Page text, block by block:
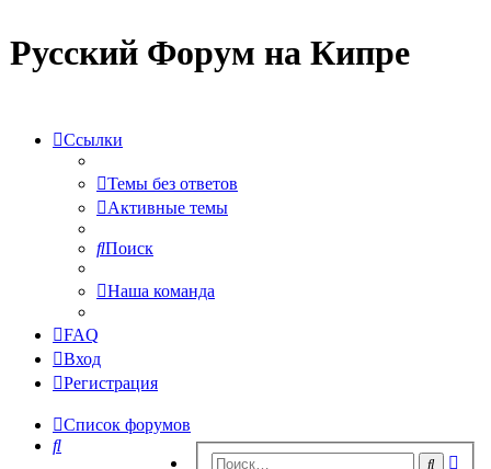
Русский Форум на Кипре
Ссылки
Темы без ответов
Активные темы
Поиск
Наша команда
FAQ
Вход
Регистрация
Список форумов
Поиск
Поиск